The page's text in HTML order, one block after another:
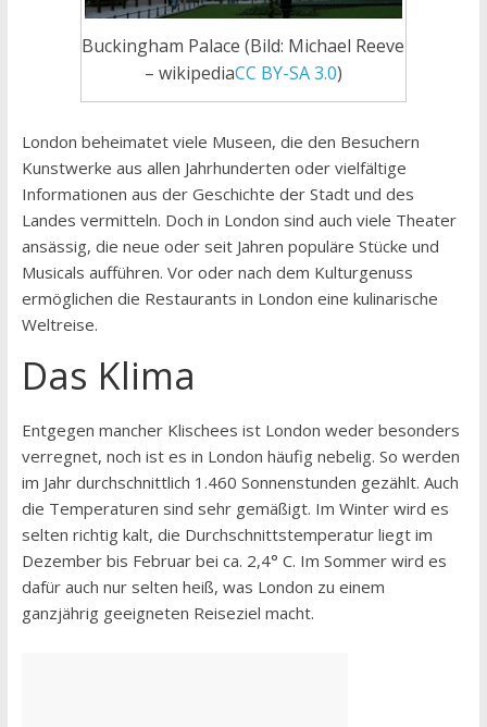
Buckingham Palace (Bild: Michael Reeve
– wikipediaCC BY-SA 3.0)
London beheimatet viele Museen, die den Besuchern
Kunstwerke aus allen Jahrhunderten oder vielfältige
Informationen aus der Geschichte der Stadt und des
Landes vermitteln. Doch in London sind auch viele Theater
ansässig, die neue oder seit Jahren populäre Stücke und
Musicals aufführen. Vor oder nach dem Kulturgenuss
ermöglichen die Restaurants in London eine kulinarische
Weltreise.
Das Klima
Entgegen mancher Klischees ist London weder besonders
verregnet, noch ist es in London häufig nebelig. So werden
im Jahr durchschnittlich 1.460 Sonnenstunden gezählt. Auch
die Temperaturen sind sehr gemäßigt. Im Winter wird es
selten richtig kalt, die Durchschnittstemperatur liegt im
Dezember bis Februar bei ca. 2,4° C. Im Sommer wird es
dafür auch nur selten heiß, was London zu einem
ganzjährig geeigneten Reiseziel macht.